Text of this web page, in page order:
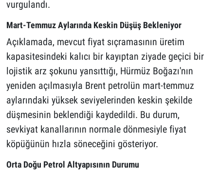
vurgulandı.
Mart-Temmuz Aylarında Keskin Düşüş Bekleniyor
Açıklamada, mevcut fiyat sıçramasının üretim
kapasitesindeki kalıcı bir kayıptan ziyade geçici bir
lojistik arz şokunu yansıttığı, Hürmüz Boğazı'nın
yeniden açılmasıyla Brent petrolün mart-temmuz
aylarındaki yüksek seviyelerinden keskin şekilde
düşmesinin beklendiği kaydedildi. Bu durum,
sevkiyat kanallarının normale dönmesiyle fiyat
köpüğünün hızla söneceğini gösteriyor.
Orta Doğu Petrol Altyapısının Durumu